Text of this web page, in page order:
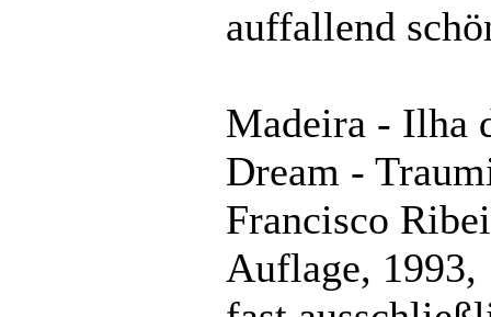
auffallend
Madeira - Ilha
Dream -
Francisco
Auflage,